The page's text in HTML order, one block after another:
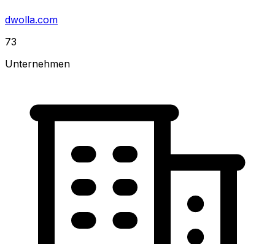
dwolla.com
73
Unternehmen